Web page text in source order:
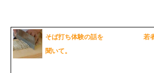
そば打ち体験の話を
聞いて。
若